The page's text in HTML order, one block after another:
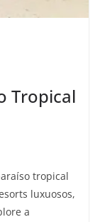
Tropical
tropical
luxuosos,
a